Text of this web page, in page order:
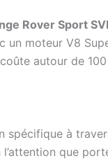
Rover Sport
un moteur V8
autour de
spécifique à
que